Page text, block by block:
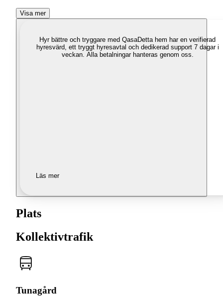
Visa mer
Hyr bättre och tryggare med QasaDetta hem har en verifierad
hyresvärd, ett tryggt hyresavtal och dedikerad support 7 dagar i
veckan. Alla betalningar hanteras genom oss.
Läs mer
Plats
Kollektivtrafik
Tunagård